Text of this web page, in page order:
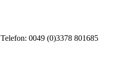
Telefon: 0049 (0)3378 801685